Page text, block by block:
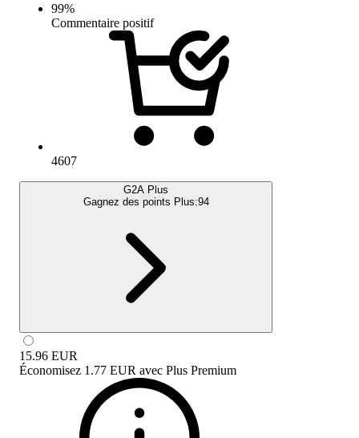
99%
Commentaire positif
4607
G2A Plus
Gagnez des points Plus:94
15.96 EUR
Économisez 1.77 EUR avec Plus Premium